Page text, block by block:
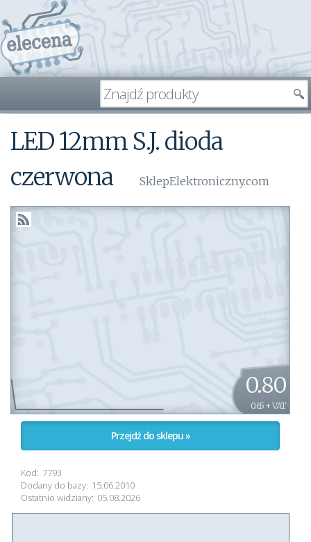
LED 12mm S.J. dioda
czerwona
SklepElektroniczny.com
0.80
0.65 + VAT
Przejdź do sklepu »
Kod: 7793
Dodany do bazy: 15.06.2010
Ostatnio widziany: 05.08.2026